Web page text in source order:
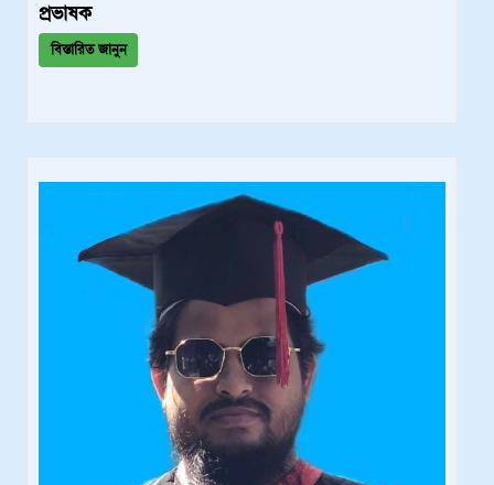
প্রভাষক
বিস্তারিত জানুন